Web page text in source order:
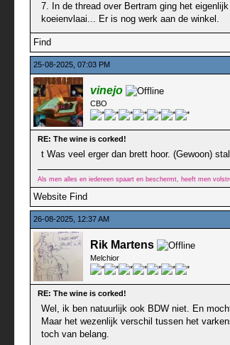
7. In de thread over Bertram ging het
koeienvlaai... Er is nog werk aan de winkel.
Find
25-08-2025, 07:03 PM
vinejo
CBO
RE: The wine is corked!
t Was veel erger dan brett hoor. (Gewoon)
Als men alles en iedereen spaart en beschermt, heeft men
Website Find
26-08-2025, 12:37 AM
Rik Martens
Melchior
RE: The wine is corked!
Wel, ik ben natuurlijk ook BDW niet. En
Maar het wezenlijk verschil tussen het
toch van belang.